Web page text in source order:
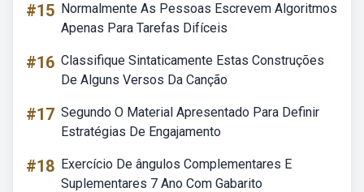
#15 Normalmente As Pessoas Escrevem Algoritmos
Apenas Para Tarefas Difíceis
#16 Classifique Sintaticamente Estas Construções
De Alguns Versos Da Canção
#17 Segundo O Material Apresentado Para Definir
Estratégias De Engajamento
#18 Exercício De ângulos Complementares E
Suplementares 7 Ano Com Gabarito